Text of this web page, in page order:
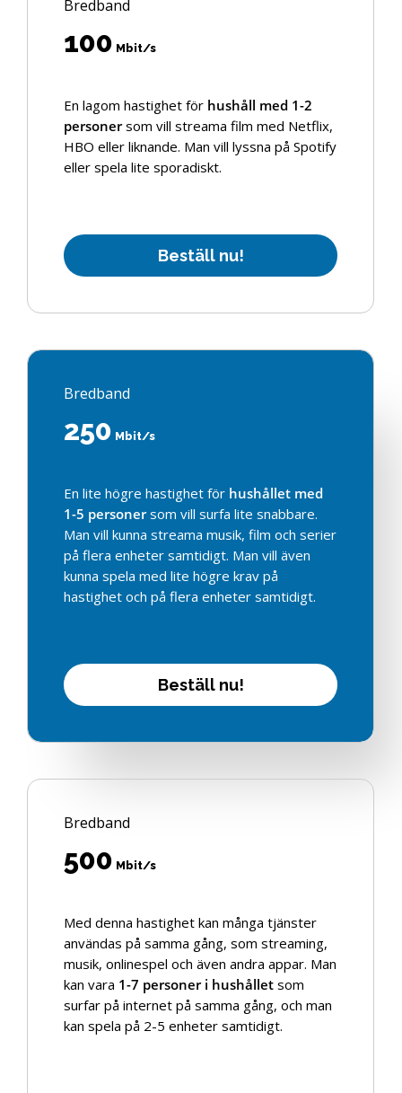
Bredband
100 Mbit/s
En lagom hastighet för hushåll med 1-2
personersom vill streama film med Netflix,
HBO eller liknande. Man vill lyssna på Spotify
eller spela lite sporadiskt.
Beställ nu!
Bredband
250 Mbit/s
En lite högre hastighet för hushållet med
1-5 personersom vill surfa lite snabbare.
Man vill kunna streama musik, film och serier
på flera enheter samtidigt. Man vill även
kunna spela med lite högre krav på
hastighet och på flera enheter samtidigt.
Beställ nu!
Bredband
500 Mbit/s
Med denna hastighet kan många tjänster
användas på samma gång, som streaming,
musik, onlinespel och även andra appar. Man
kan vara 1-7 personer i hushållet som
surfar på internet på samma gång, och man
kan spela på 2-5 enheter samtidigt.